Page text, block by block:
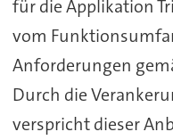
für die Applikation
vom
Anforderungen
Durch die
verspricht dieser